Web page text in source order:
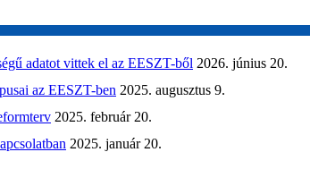
adatot vittek el az EESZT-ből 2026. június 20.
az EESZT-ben 2025. augusztus 9.
2025. február 20.
2025. január 20.